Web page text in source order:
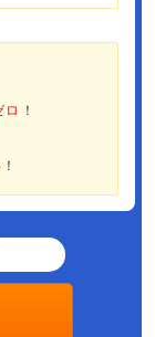
！
！